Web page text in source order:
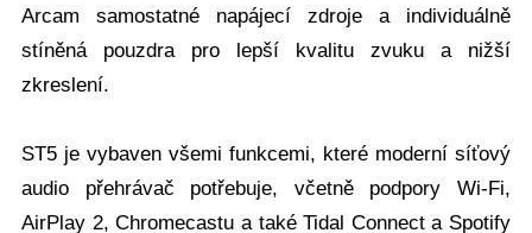
Arcam samostatné napájecí zdroje a individuálně
stíněná pouzdra pro lepší kvalitu zvuku a nižší
zkreslení.
ST5 je vybaven všemi funkcemi, které moderní síťový
audio přehrávač potřebuje, včetně podpory Wi-Fi,
AirPlay 2, Chromecastu a také Tidal Connect a Spotify